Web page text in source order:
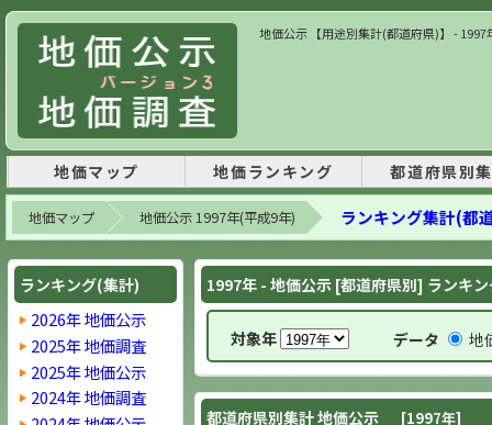
地価公示 【用途別集計(都道府県)】 -
地価マップ 地価ランキング 都道府県別
地価マップ 地価公示 1997年(平成9年) ランキング集計(都
1997年 - 地価公示 [都道府県別] ランキ
対象年 データ 地
都道府県別集計 地価公示 [1997年]
ランキング(集計)
2026年 地価公示
2025年 地価調査
2025年 地価公示
2024年 地価調査